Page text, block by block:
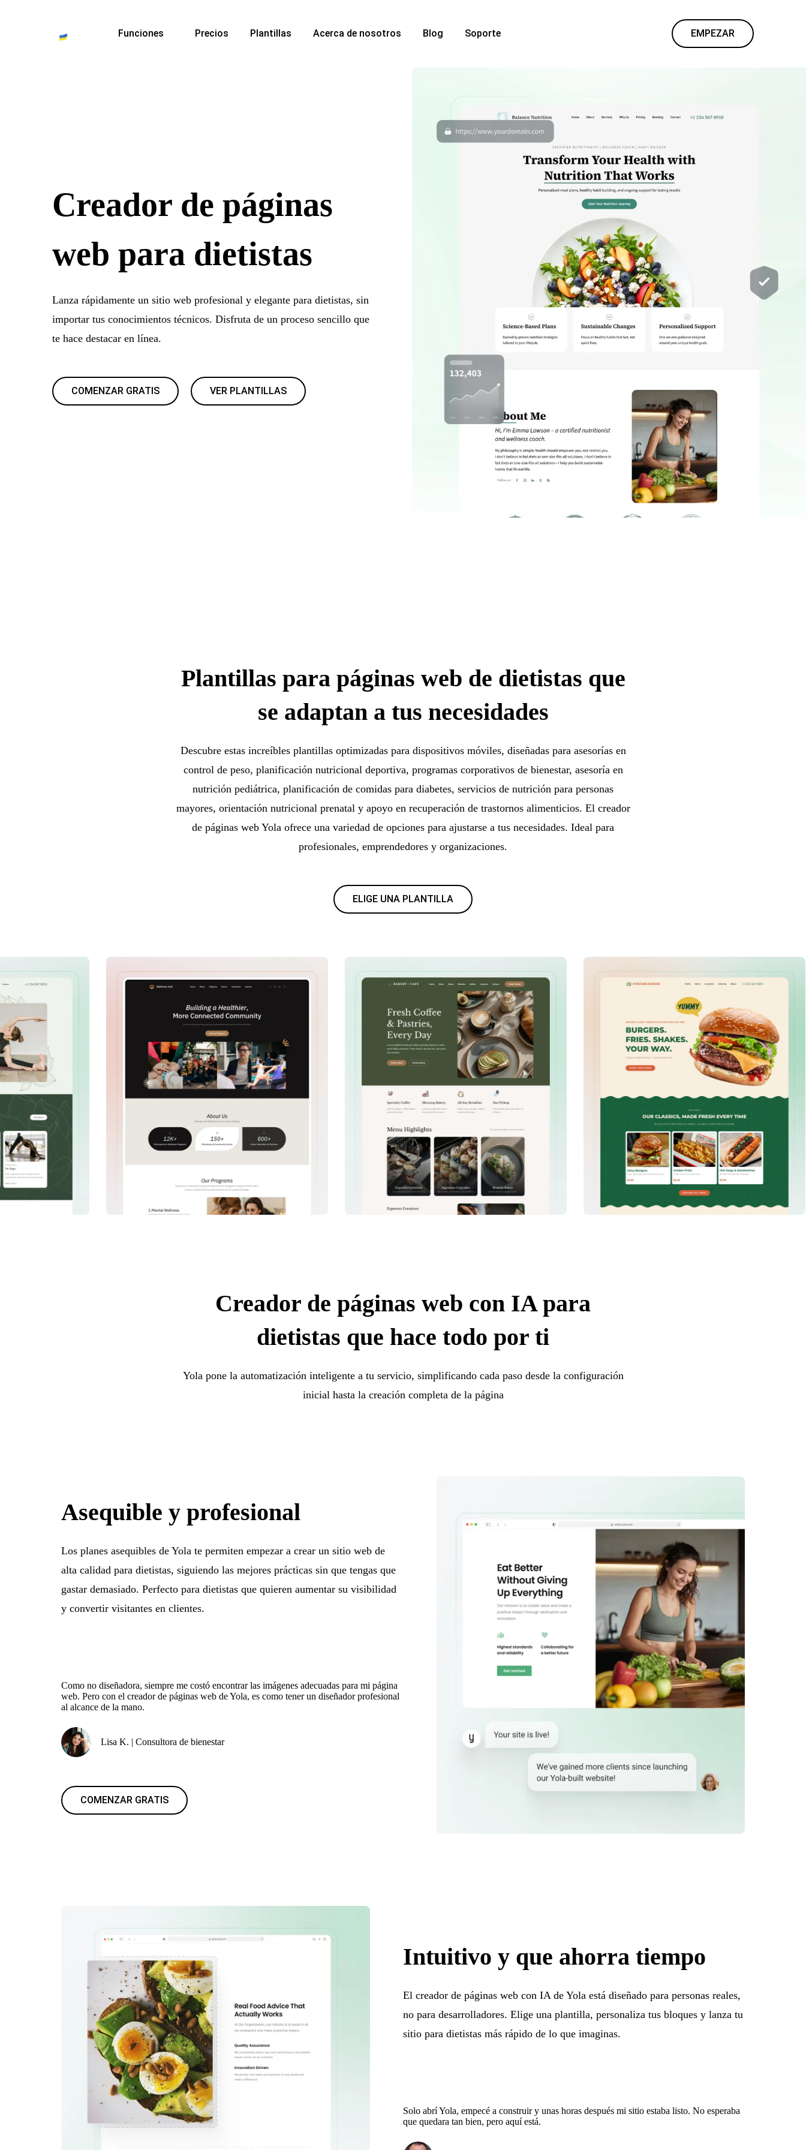
Funciones Precios Plantillas Acerca de nosotros Blog Soporte EMPEZAR
Creador de páginas
web para dietistas
Lanza rápidamente un sitio web profesional y elegante para dietistas, sin
importar tus conocimientos técnicos. Disfruta de un proceso sencillo que
te hace destacar en línea.
COMENZAR GRATIS VER PLANTILLAS
Plantillas para páginas web de dietistas que
se adaptan a tus necesidades
Descubre estas increíbles plantillas optimizadas para dispositivos móviles, diseñadas para asesorías en
control de peso, planificación nutricional deportiva, programas corporativos de bienestar, asesoría en
nutrición pediátrica, planificación de comidas para diabetes, servicios de nutrición para personas
mayores, orientación nutricional prenatal y apoyo en recuperación de trastornos alimenticios. El creador
de páginas web Yola ofrece una variedad de opciones para ajustarse a tus necesidades. Ideal para
profesionales, emprendedores y organizaciones.
ELIGE UNA PLANTILLA
Creador de páginas web con IA para
dietistas que hace todo por ti
Yola pone la automatización inteligente a tu servicio, simplificando cada paso desde la configuración
inicial hasta la creación completa de la página
Asequible y profesional
Los planes asequibles de Yola te permiten empezar a crear un sitio web de
alta calidad para dietistas, siguiendo las mejores prácticas sin que tengas que
gastar demasiado. Perfecto para dietistas que quieren aumentar su visibilidad
y convertir visitantes en clientes.
Como no diseñadora, siempre me costó encontrar las imágenes adecuadas para mi página
web. Pero con el creador de páginas web de Yola, es como tener un diseñador profesional
al alcance de la mano.
Lisa K. | Consultora de bienestar
COMENZAR GRATIS
Intuitivo y que ahorra tiempo
El creador de páginas web con IA de Yola está diseñado para personas reales,
no para desarrolladores. Elige una plantilla, personaliza tus bloques y lanza tu
sitio para dietistas más rápido de lo que imaginas.
Solo abrí Yola, empecé a construir y unas horas después mi sitio estaba listo. No esperaba
que quedara tan bien, pero aquí está.